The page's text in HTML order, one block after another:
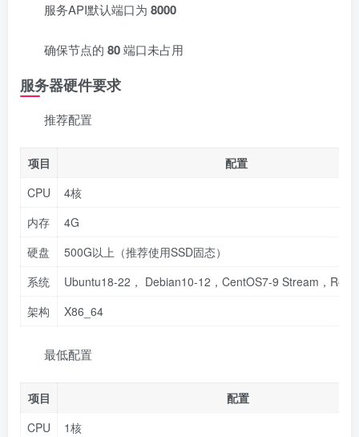
服务API默认端口为 8000
确保节点的 80端口未占用
服务器硬件要求
推荐配置
项目
配置
CPU
4核
内存
4G
硬盘
500G以上（推荐使用SSD固态）
系统
Ubuntu18-22， Debian10-12，CentOS7-9 Stream，
架构
X86_64
最低配置
项目
配置
CPU
1核